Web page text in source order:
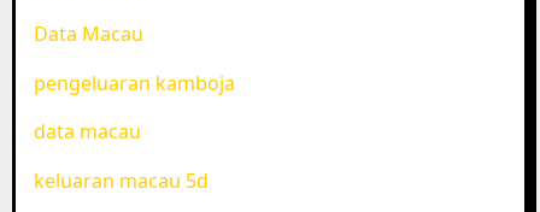
Data Macau
pengeluaran kamboja
data macau
keluaran macau 5d